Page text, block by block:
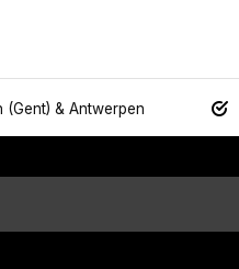
(Gent) & Antwerpen